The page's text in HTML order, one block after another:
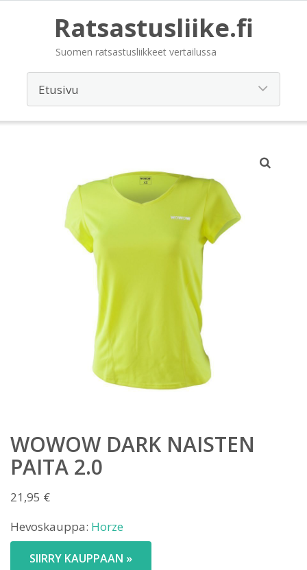
Ratsastusliike.fi
Suomen ratsastusliikkeet vertailussa
WOWOW DARK NAISTEN
PAITA 2.0
21,95 €
Hevoskauppa: Horze
SIIRRY KAUPPAAN »